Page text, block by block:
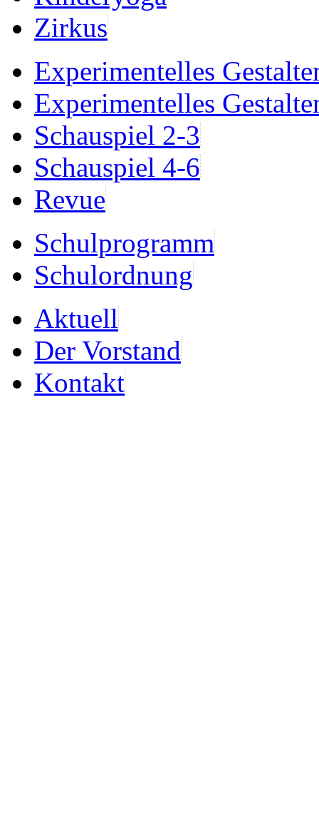
Zirkus
Experimentelles
Experimentelles
Schauspiel 2-3
Schauspiel 4-6
Revue
Schulprogramm
Schulordnung
Aktuell
Der Vorstand
Kontakt